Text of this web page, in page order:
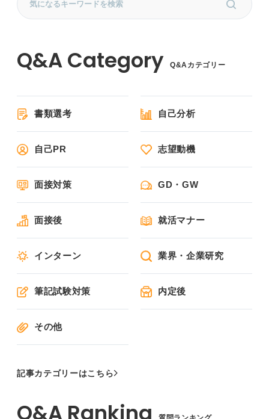
Q&Aカテゴリー
書類選考 自己分析
自己PR 志望動機
面接対策 GD・GW
面接後 就活マナー
インターン 業界・企業研究
筆記試験対策 内定後
その他
記事カテゴリーはこちら